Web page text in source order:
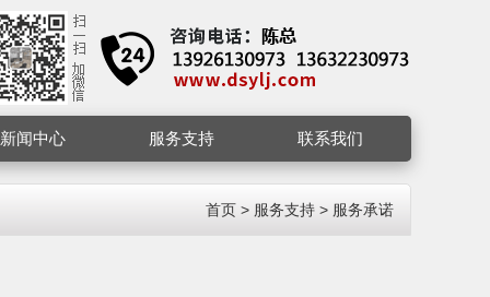
新闻中心 服务支持 联系我们
首页 > 服务支持 > 服务承诺